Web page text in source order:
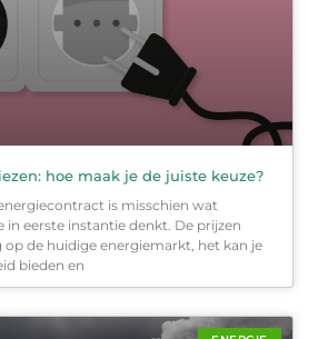
hoe maak je de juiste keuze?
is misschien wat
in eerste instantie denkt. De prijzen
de huidige energiemarkt, het kan je
bieden en